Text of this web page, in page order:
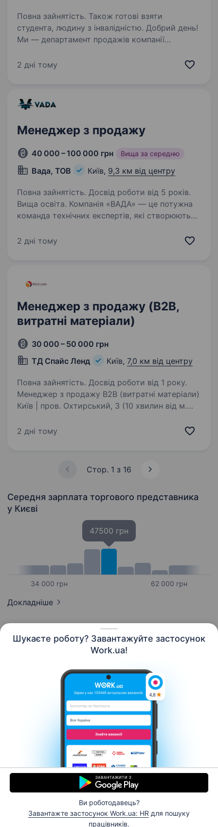
Шукаєте роботу? Завантажуйте застосунок
Work.ua!
Ви роботодавець?
Завантажте застосунок Work.ua: HR для пошуку
працівників.
Повна зайнятість. Також готові взяти
студента, людину з інвалідністю. Добрий день!
Ми — департамент продажів компанії
дистрибутор і імпортер світових і
лідерами в FMCG…
2 дні тому
Менеджер з продажу
40 000 – 100 000 грн Вища за середню
Вада, ТОВ Київ, 9,3 км від центру
Повна зайнятість. Досвід роботи від 5 років.
Вища освіта. Компанія «ВАДА» — це потужна
команда технічних експертів, які створюють
птахівництва та свинарства. Наш досвід —
2 дні тому
Менеджер з продажу (B2B,
витратні матеріали)
30 000 – 50 000 грн
ТД Спайс Ленд
Київ, 7,0 км від центру
Повна зайнятість. Досвід роботи від 1 року.
Менеджер з продажу B2B (витратні матеріали)
Київ | пров. Охтирський, 3 (10 хвилин від м.
(ставка + високі бонуси без обмеження)
2 дні тому
Стор. 1 з 16
Середня зарплата торгового представника
у Києві
34 000 грн
47500 грн
62 000 грн
Докладніше
Контакти Про нас
Кар’єра
Допомога Умови використання
© 2006–2026 Work.ua. Сервіс пошуку роботи №1 в